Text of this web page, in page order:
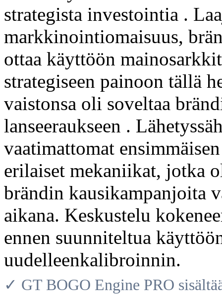
strategista investointia .
markkinointiomaisuus,
ottaa käyttöön
strategiseen painoon tällä
vaistonsa oli soveltaa
lanseeraukseen .
vaatimattomat
erilaiset mekaniikat, jotka
brändin kausikampanjoita
aikana. Keskustelu
ennen suunniteltua
uudelleenkalibroinnin.
✓ GT BOGO Engine PRO